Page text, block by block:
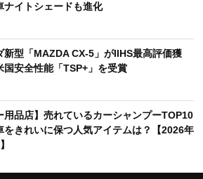
ナイトシェードも進化
新型「MAZDA CX-5」がIIHS最高評価獲
安全性能「TSP+」を受賞
用品店】売れているカーシャンプーTOP10
をきれいに保つ人気アイテムは？【2026年